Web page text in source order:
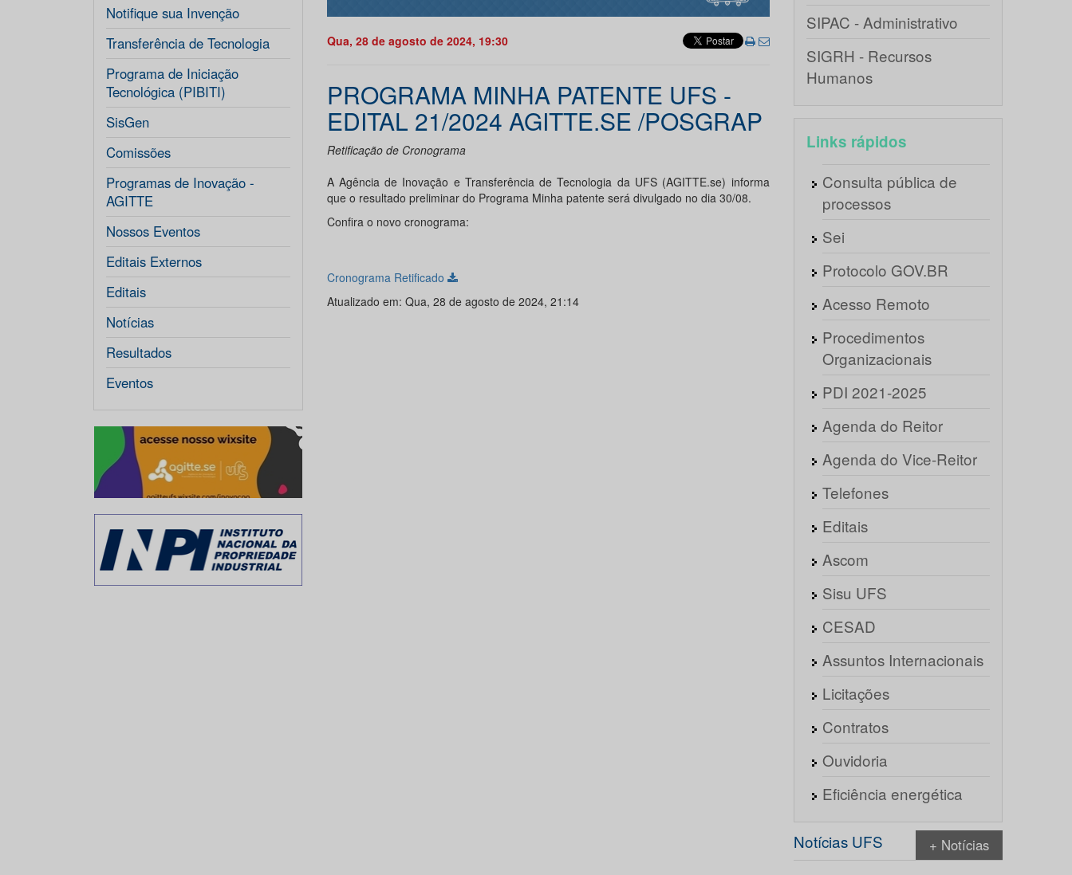
Notifique sua Invenção
Transferência de Tecnologia
Programa de Iniciação
Tecnológica (PIBITI)
SisGen
Comissões
Programas de Inovação -
AGITTE
Nossos Eventos
Editais Externos
Editais
Notícias
Resultados
Eventos
Qua, 28 de agosto de 2024, 19:30
PROGRAMA MINHA PATENTE UFS -
EDITAL 21/2024 AGITTE.SE /POSGRAP
Retificação de Cronograma
A Agência de Inovação e Transferência de Tecnologia da UFS (AGITTE.se) informa
que o resultado preliminar do Programa Minha patente será divulgado no dia 30/08.
Confira o novo cronograma:
Cronograma Retificado
Atualizado em: Qua, 28 de agosto de 2024, 21:14
SIPAC - Administrativo
SIGRH - Recursos
Humanos
Links rápidos
Consulta pública de
processos
Sei
Protocolo GOV.BR
Acesso Remoto
Procedimentos
Organizacionais
PDI 2021-2025
Agenda do Reitor
Agenda do Vice-Reitor
Telefones
Editais
Ascom
Sisu UFS
CESAD
Assuntos Internacionais
Licitações
Contratos
Ouvidoria
Eficiência energética
Notícias UFS + Notícias